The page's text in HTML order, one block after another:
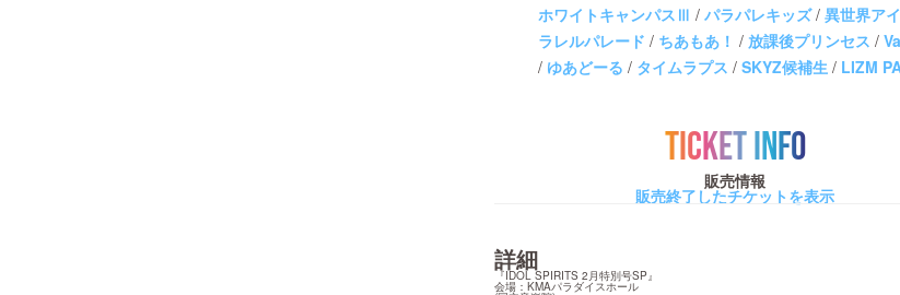
ホワイトキャンパスⅢ / パラパレキッズ/ 異世界ア
ラレルパレード / ちあもあ！ / 放課後プリンセス /
/ ゆあどーる / タイムラプス / SKYZ候補生 / LIZM
TICKET INFO
販売情報
販売終了したチケットを表示
詳細
『IDOL SPIRITS 2月特別号SP』
会場：KMAパラダイスホール